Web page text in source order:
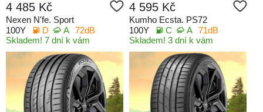
4 485 Kč
Nexen N'fe. Sport
100Y
D A 72dB
Skladem! 7 dní k vám
4 595 Kč
Kumho Ecsta. PS72
100Y
C A 71dB
Skladem! 3 dní k vám